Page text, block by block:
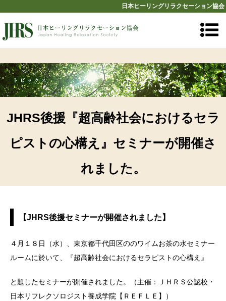
日本ヒーリングリラクセーション協会
JHRS後援『超高齢社会におけるセラ
ピストの心構え』セミナーが開催さ
れました。
【JHRS後援セミナーが開催されました】
４月１８日（水）、東京都千代田区ののワイムお茶の水セミナー
ルームに於いて、『超高齢社会におけるセラピストの心構え』
と題したセミナーが開催されました。（主催：ＪＨＲＳ公認校・
日本リフレクソロジスト養成学院【ＲＥＦＬＥ】）